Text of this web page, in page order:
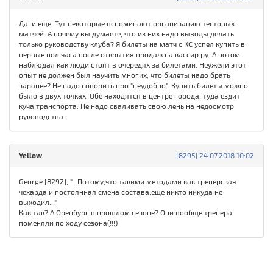
Да, и еще. Тут некоторые вспоминают организацию тестовых
матчей. А почему вы думаете, что из них надо выводы делать
только руководству клуба? Я билеты на матч с КС успел купить в
первые пол часа после открытия продаж на кассир.ру. А потом
наблюдал как люди стоят в очередях за билетами. Неужели этот
опыт не должен был научить многих, что билеты надо брать
заранее? Не надо говорить про "неудобно". Купить билеты можно
было в двух точках. Обе находятся в центре города, туда ездит
куча транспорта. Не надо сваливать свою лень на недосмотр
руководства.
[8295] 24.07.2018 10:02
Yellow
George [8292], "...Потому,что такими методами.как тренерская
чехарда и постоянная смена состава.ещё никто никуда не
выходил..."
Как так? А Оренбург в прошлом сезоне? Они вообще тренера
поменяли по ходу сезона(!!!)